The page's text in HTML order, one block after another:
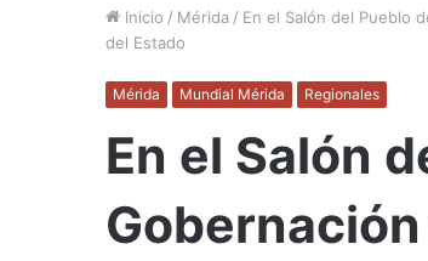
Inicio / Mérida / En el Salón del Pueblo
del Estado
Mérida Mundial Mérida Regionales
En el Salón